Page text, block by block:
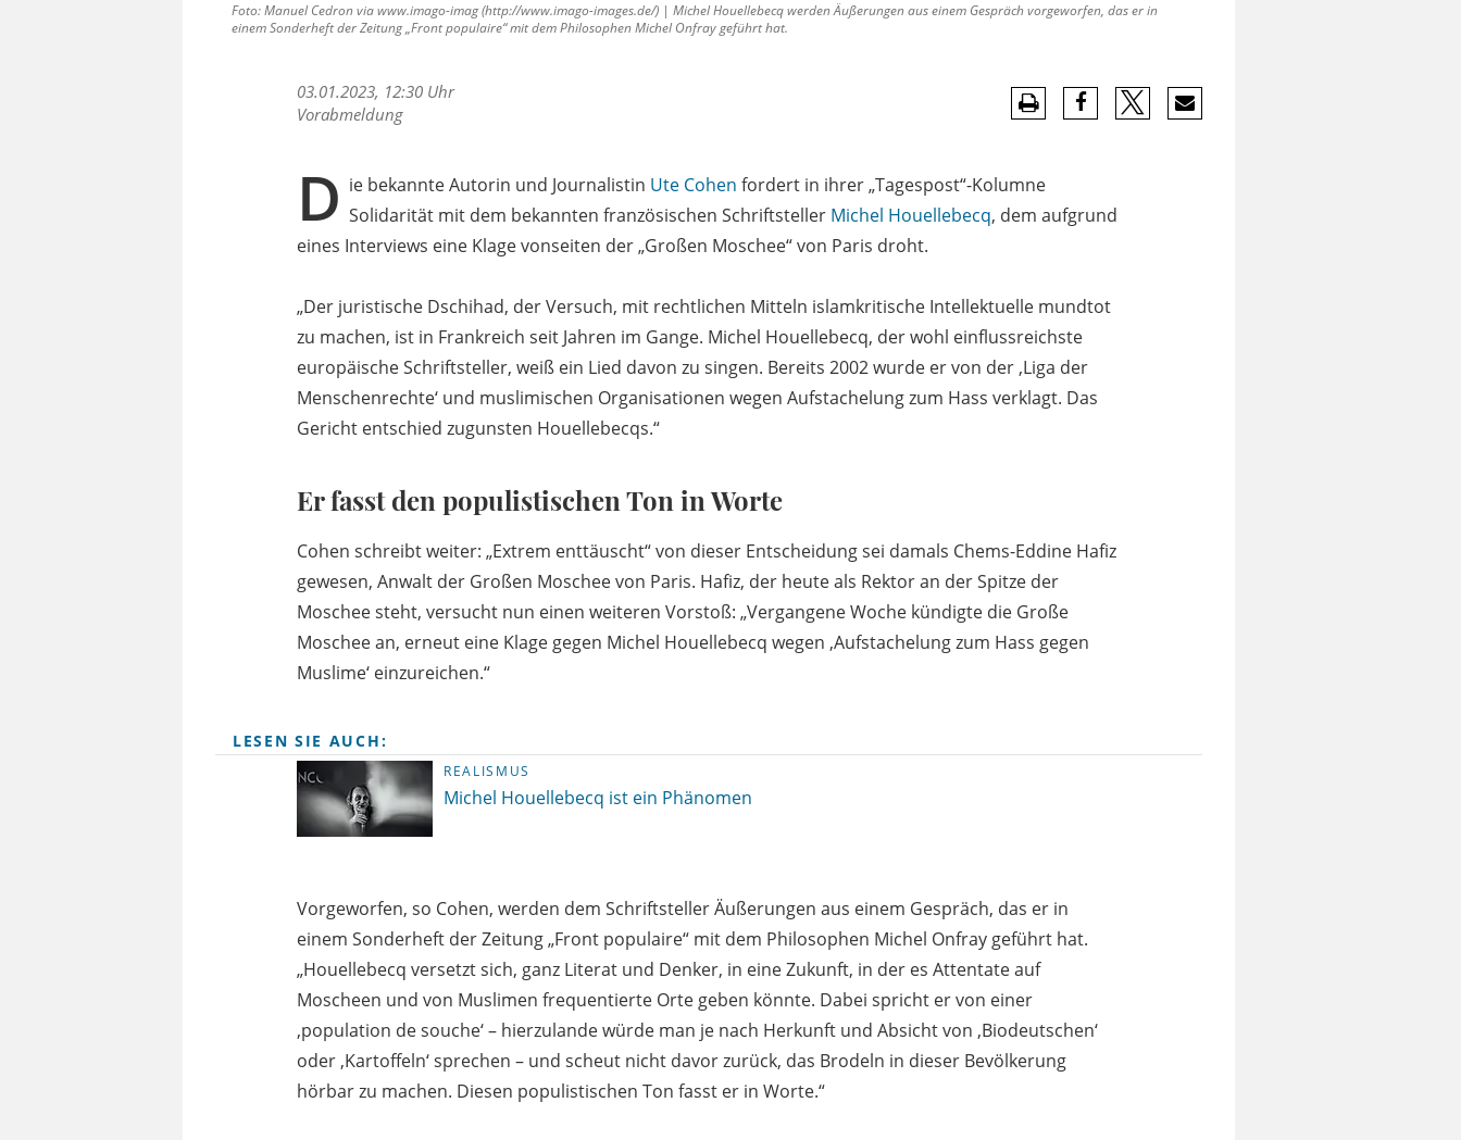
Foto: Manuel Cedron via www.imago-imag (http://www.imago-images.de/) | Michel Houellebecq werden Äußerungen aus einem Gespräch vorgeworfen, das er in
einem Sonderheft der Zeitung „Front populaire“ mit dem Philosophen Michel Onfray geführt hat.
03.01.2023, 12:30 Uhr
Vorabmeldung
D ie bekannte Autorin und Journalistin Ute Cohen fordert in ihrer „Tagespost“-Kolumne
Solidarität mit dem bekannten französischen Schriftsteller Michel Houellebecq, dem aufgrund
eines Interviews eine Klage vonseiten der „Großen Moschee“ von Paris droht.
„Der juristische Dschihad, der Versuch, mit rechtlichen Mitteln islamkritische Intellektuelle mundtot
zu machen, ist in Frankreich seit Jahren im Gange. Michel Houellebecq, der wohl einflussreichste
europäische Schriftsteller, weiß ein Lied davon zu singen. Bereits 2002 wurde er von der ,Liga der
Menschenrechte‘ und muslimischen Organisationen wegen Aufstachelung zum Hass verklagt. Das
Gericht entschied zugunsten Houellebecqs.“
Er fasst den populistischen Ton in Worte
Cohen schreibt weiter: „Extrem enttäuscht“ von dieser Entscheidung sei damals Chems-Eddine Hafiz
gewesen, Anwalt der Großen Moschee von Paris. Hafiz, der heute als Rektor an der Spitze der
Moschee steht, versucht nun einen weiteren Vorstoß: „Vergangene Woche kündigte die Große
Moschee an, erneut eine Klage gegen Michel Houellebecq wegen ,Aufstachelung zum Hass gegen
Muslime‘ einzureichen.“
LESEN SIE AUCH:
REALISMUS
Michel Houellebecq ist ein Phänomen
Vorgeworfen, so Cohen, werden dem Schriftsteller Äußerungen aus einem Gespräch, das er in
einem Sonderheft der Zeitung „Front populaire“ mit dem Philosophen Michel Onfray geführt hat.
„Houellebecq versetzt sich, ganz Literat und Denker, in eine Zukunft, in der es Attentate auf
Moscheen und von Muslimen frequentierte Orte geben könnte. Dabei spricht er von einer
,population de souche‘ – hierzulande würde man je nach Herkunft und Absicht von ,Biodeutschen‘
oder ,Kartoffeln‘ sprechen – und scheut nicht davor zurück, das Brodeln in dieser Bevölkerung
hörbar zu machen. Diesen populistischen Ton fasst er in Worte.“